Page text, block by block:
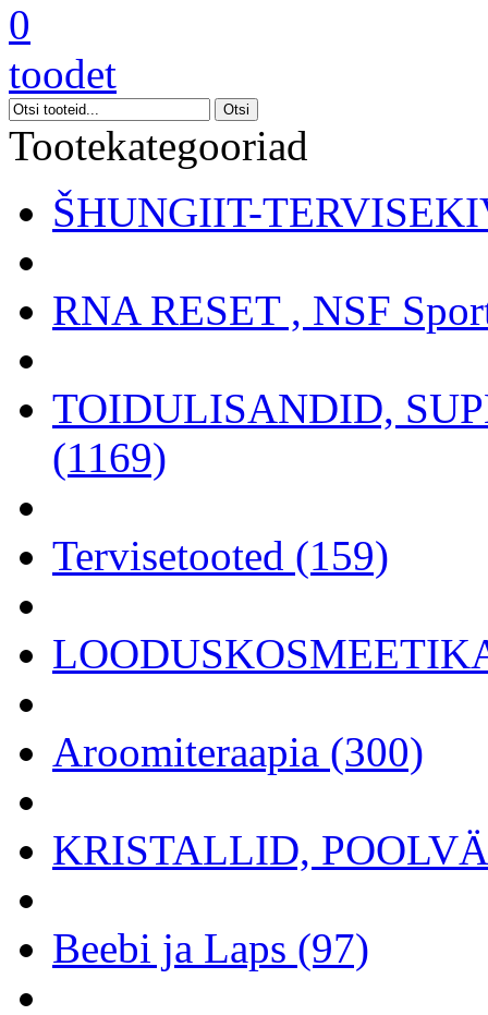
0
toodet
Tootekategooriad
ŠHUNGIIT-
RNA RESET , NSF
TOIDULISANDID,
(1169)
Tervisetooted (159)
Aroomiteraapia (300)
KRISTALLID,
Beebi ja Laps (97)